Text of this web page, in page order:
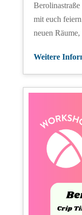
mit euch
neuen
Weitere